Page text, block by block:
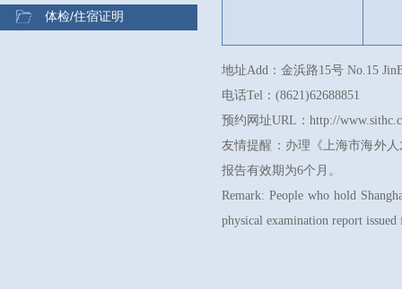
体检/住宿证明
地址Add：金浜路15号 No.15
电话Tel：(8621)62688851
预约网址URL：http://
友情提醒：办理《上海市海外
报告有效期为6个月。
Remark: People who hold
physical examination report